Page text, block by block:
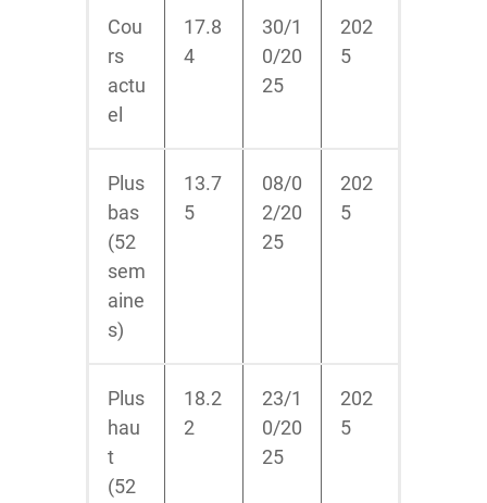
Cou
rs
actu
el
17.8
4
30/1
0/20
25
202
5
Plus
bas
(52
sem
aine
s)
13.7
5
08/0
2/20
25
202
5
Plus
hau
t
(52
18.2
2
23/1
0/20
25
202
5